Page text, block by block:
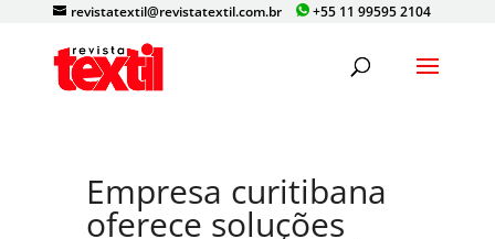
+55 11 99595 2104
revistatextil@revistatextil.com.br
Empresa curitibana
oferece soluções